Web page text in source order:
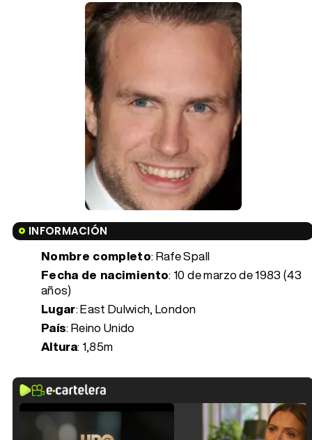
INFORMACIÓN
Nombre completo: Rafe Spall
Fecha de nacimiento: 10 de marzo de 1983 (43
años)
Lugar: East Dulwich, London
País: Reino Unido
Altura: 1,85m